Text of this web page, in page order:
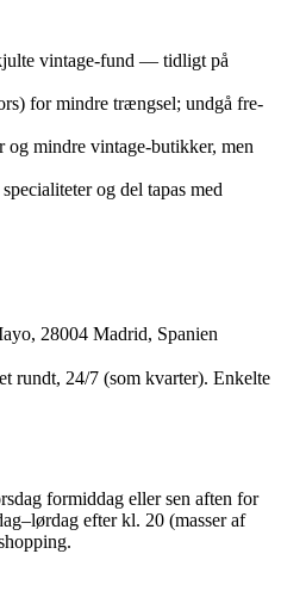
vintage-fund — tidligt på
for mindre trængsel; undgå fre-
og mindre vintage-butikker, men
og del tapas med
28004 Madrid, Spanien
rundt, 24/7 (som kvarter). Enkelte
formiddag eller sen aften for
efter kl. 20 (masser af